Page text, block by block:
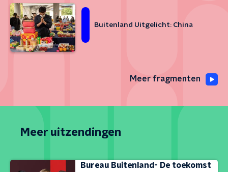
Buitenland Uitgelicht: China
Meer fragmenten
Meer uitzendingen
Bureau Buitenland- De toekomst